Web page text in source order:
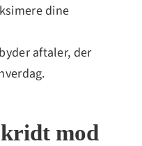
dine
aftaler, der
mod